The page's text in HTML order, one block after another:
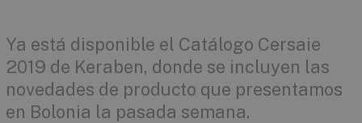
Ya está disponible el Catálogo Cersaie
2019 de Keraben, donde se incluyen las
novedades de producto que presentamos
en Bolonia la pasada semana.